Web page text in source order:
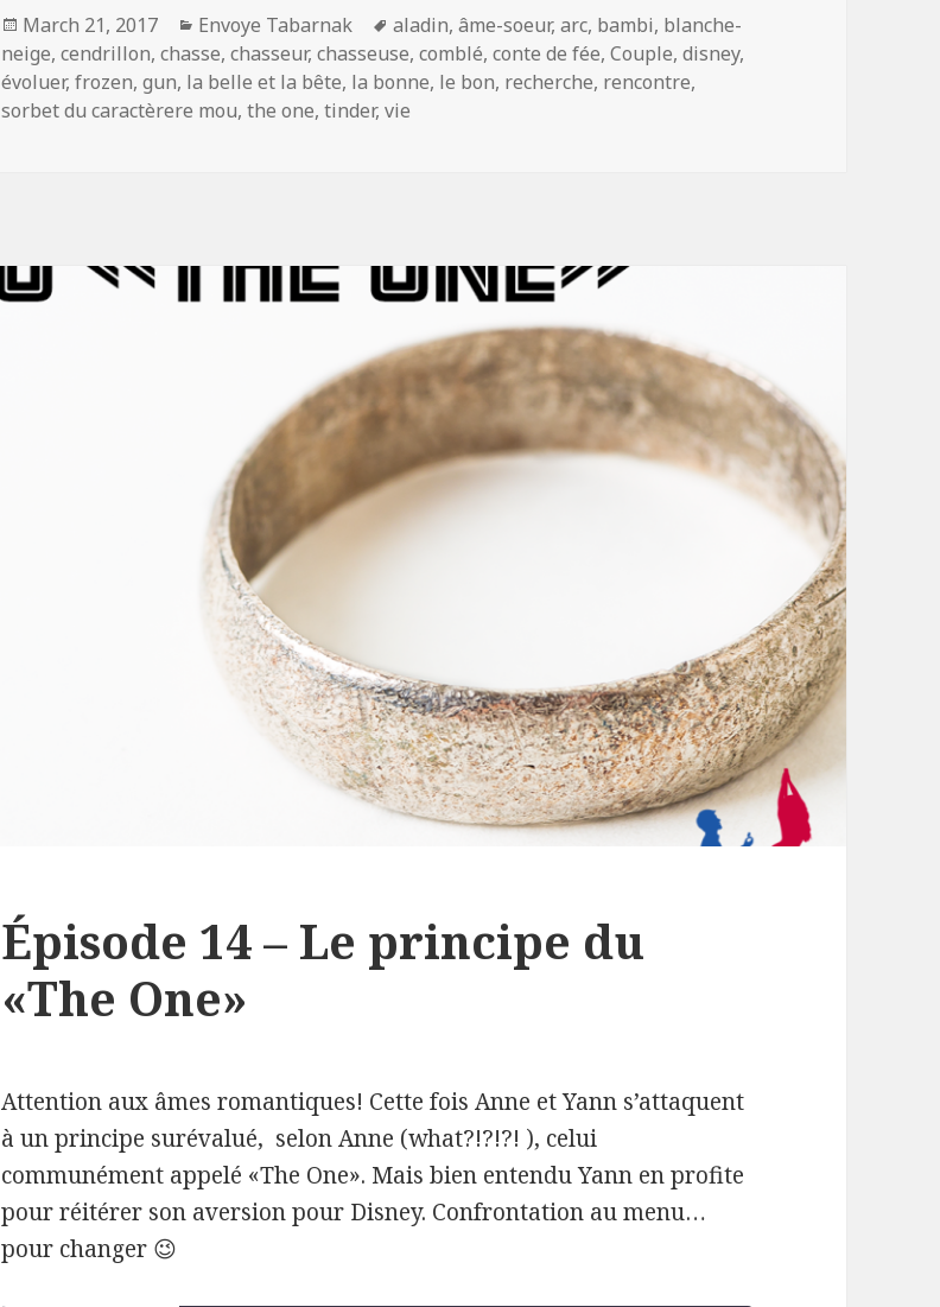
Posted
on
March 21, 2017 Categories
Envoye Tabarnak Tags
aladin,âme-soeur,arc, bambi, blanche-
neige,cendrillon,chasse,chasseur,chasseuse,comblé,conte de fée,Couple,disney,
évoluer,frozen,gun, la belle et la bête, la bonne, le bon, recherche, rencontre,
sorbet du caractèrere mou,the one,tinder,vie
Épisode 14 – Le principe du
«The One»
Attention aux âmes romantiques! Cette fois Anne et Yann s’attaquent
à un principe surévalué, selon Anne (what?!?!?! ), celui
communément appelé «The One». Mais bien entendu Yann en profite
pour réitérer son aversion pour Disney. Confrontation au menu…
pour changer 😉